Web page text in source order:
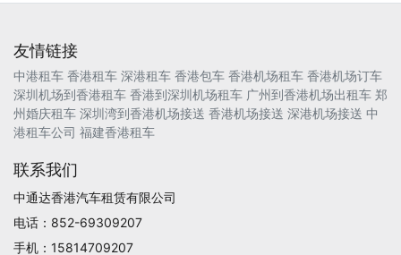
友情链接
中港租车 香港租车 深港租车 香港包车 香港机场租车 香港机场订车
深圳机场到香港租车 香港到深圳机场租车 广州到香港机场出租车 郑
州婚庆租车 深圳湾到香港机场接送 香港机场接送 深港机场接送 中
港租车公司 福建香港租车
联系我们
中通达香港汽车租赁有限公司
电话：852-69309207
手机：15814709207